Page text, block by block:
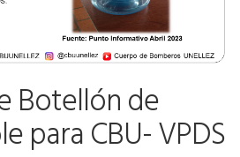
Botellón de
para CBU- VPDS